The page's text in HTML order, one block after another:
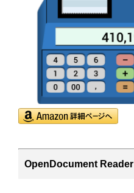
OpenDocument Reader